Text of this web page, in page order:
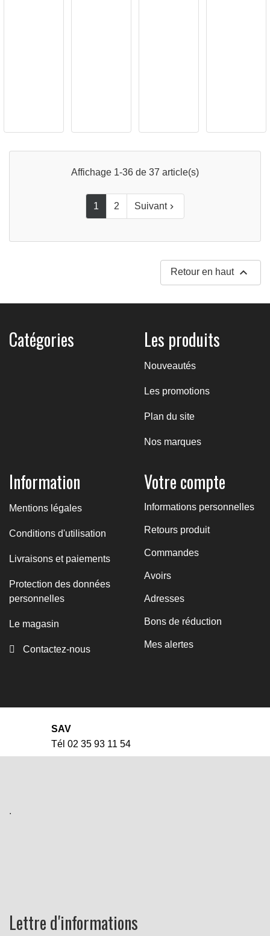
Affichage 1-36 de 37 article(s)
1 2 Suivant
Retour en haut 
Catégories Les produits
Nouveautés
Les promotions
Plan du site
Nos marques
Information
Mentions légales
Conditions d'utilisation
Livraisons et paiements
Protection des données
personnelles
Le magasin
Contactez-nous
Votre compte
Informations personnelles
Retours produit
Commandes
Avoirs
Adresses
Bons de réduction
Mes alertes
SAV
Tél 02 35 93 11 54
.
Lettre d'informations